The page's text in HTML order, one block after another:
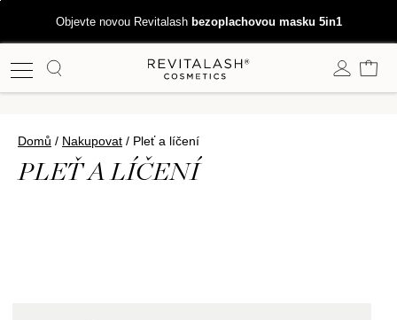
Objevte novou Revitalash bezoplachovou masku 5in1
Domů / Nakupovat / Pleť a líčení
KOLEKCE:
PLEŤ A LÍČENÍ